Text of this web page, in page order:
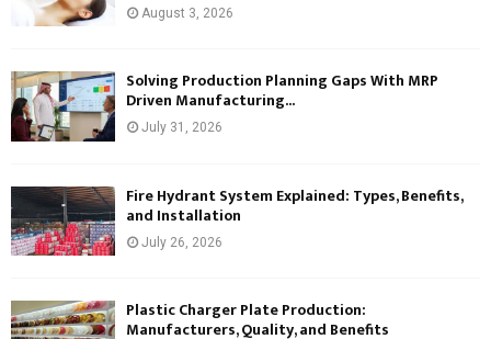
August 3, 2026
Solving Production Planning Gaps With MRP
Driven Manufacturing...
July 31, 2026
Fire Hydrant System Explained: Types, Benefits,
and Installation
July 26, 2026
Plastic Charger Plate Production:
Manufacturers, Quality, and Benefits